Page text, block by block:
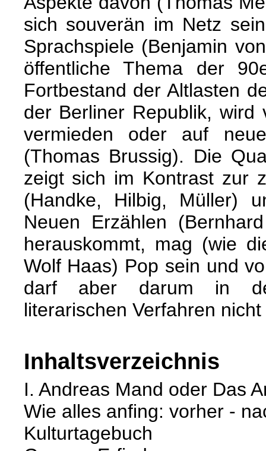
sich souverän im Netz
Sprachspiele (Benjamin
öffentliche Thema der
Fortbestand der Altlasten
der Berliner Republik, wird
vermieden oder auf
(Thomas Brussig). Die
zeigt sich im Kontrast zur
(Handke, Hilbig, Müller)
Neuen Erzählen
herauskommt, mag (wie
Wolf Haas) Pop sein und
darf aber darum in
literarischen Verfahren
Inhaltsverzeichnis
I. Andreas Mand oder Das
Wie alles anfing: vorher -
Kulturtagebuch